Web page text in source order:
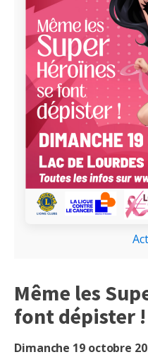
Même les
font dépister !
Dimanche 19 octobre